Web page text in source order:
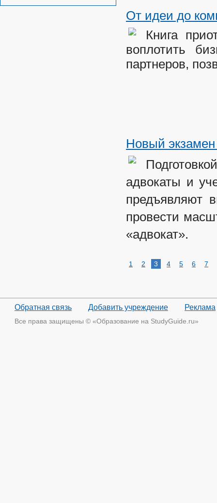
От идеи до
Книга
воплотить
партнеров,
Новый экзамен
адвокаты и
предъявляют
провести
«адвокат».
1 2 3 4 5 6 7
Обратная связь Добавить учреждение Реклама
Все права защищены © «Образование на StudyGuide.ru»